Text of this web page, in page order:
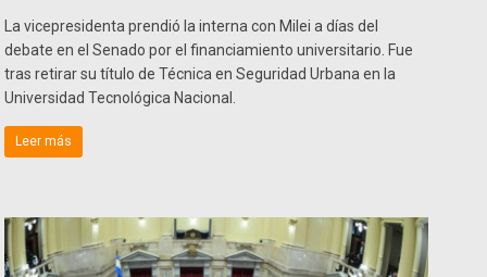
La vicepresidenta prendió la interna con Milei a días del
debate en el Senado por el financiamiento universitario. Fue
tras retirar su título de Técnica en Seguridad Urbana en la
Universidad Tecnológica Nacional.
Leer más